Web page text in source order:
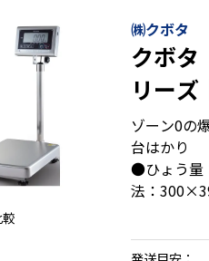
㈱クボタ
クボ
リー
3000g
ゾーン0の
台はかり
●ひょう量
法：
載面寸法